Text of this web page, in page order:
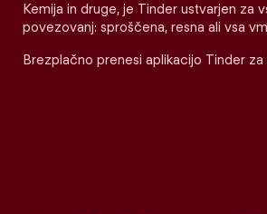
Kemija in druge, je Tinder ustvarjen za
povezovanj: sproščena, resna ali vsa
Brezplačno prenesi aplikacijo Tinder za